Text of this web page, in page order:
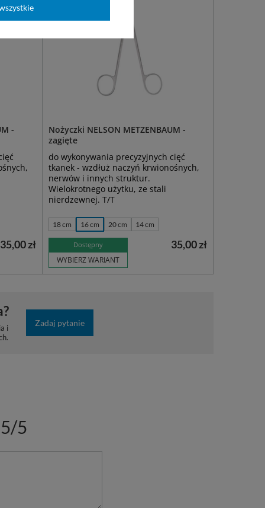
-
35,00 zł
Nożyczki NELSON METZENBAUM -
zagięte
do wykonywania precyzyjnych cięć
tkanek - wzdłuż naczyń krwionośnych,
nerwów i innych struktur.
Wielokrotnego użytku, ze stali
nierdzewnej. T/T
18 cm 16 cm 20 cm 14 cm
Dostępny
WYBIERZ WARIANT
35,00 zł
i
Zadaj pytanie
5/5